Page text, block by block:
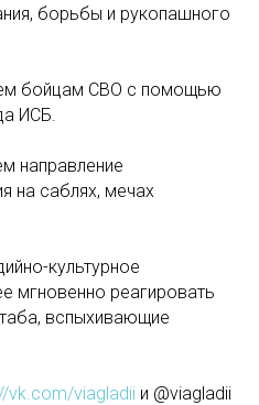
борьбы и рукопашного
бойцам СВО с помощью
ИСБ.
направление
на саблях, мечах
культурное
мгновенно реагировать
вспыхивающие
vk.com/viagladii и @viagladii